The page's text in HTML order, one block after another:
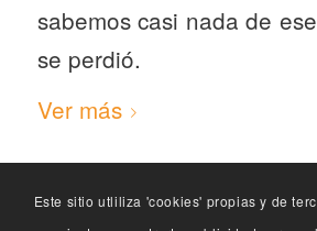
sabemos casi nada de
se perdió.
Ver más
Este sitio utliliza 'cookies' propias y de